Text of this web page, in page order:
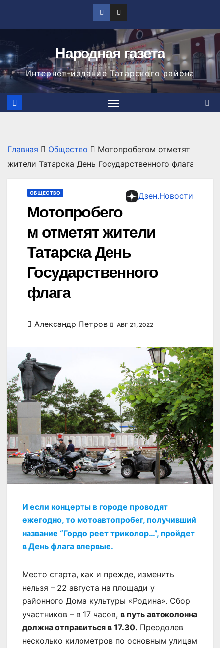
Народная газета
Интернет-издание Татарского района
Главная Общество
Мотопробегом отметят
жители Татарска День Государственного флага
Дзен.Новости
ОБЩЕСТВО
Мотопробего
м отметят жители
Татарска День
Государственного
флага
Александр Петров АВГ 21, 2022
И если концерты в городе проводят
ежегодно, то мотоавтопробег, получивший
название “Гордо реет триколор…”, пройдет
в День флага впервые.
Место старта, как и прежде, изменить
нельзя – 22 августа на площади у
районного Дома культуры «Родина». Сбор
участников – в 17 часов, в путь автоколонна
должна отправиться в 17.30. Преодолев
несколько километров по основным улицам